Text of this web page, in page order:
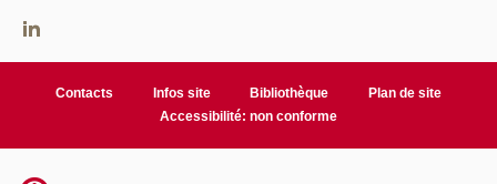
Contacts Infos site Bibliothèque
Plan de site
Accessibilité: non conforme